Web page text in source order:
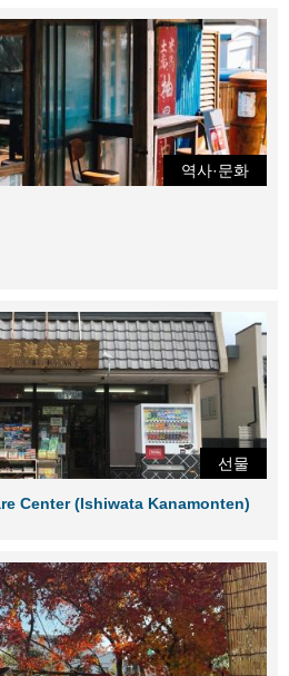
역사·문화
선물
Center (Ishiwata Kanamonten)